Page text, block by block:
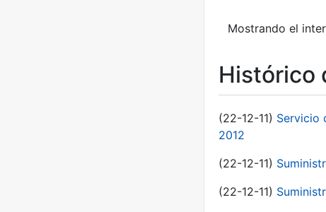
Mostrando el
Histórico
(22-12-11) Servicio
2012
(22-12-11)
(22-12-11)